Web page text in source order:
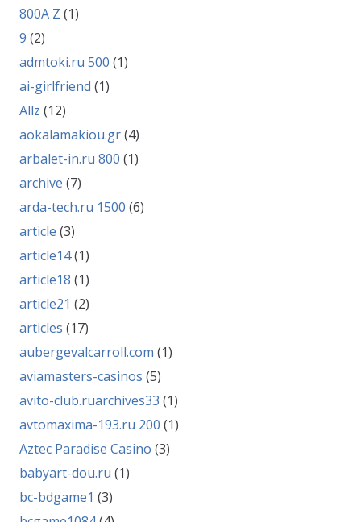
800A Z (1)
9 (2)
admtoki.ru 500 (1)
ai-girlfriend (1)
Allz (12)
aokalamakiou.gr(4)
arbalet-in.ru 800 (1)
archive (7)
arda-tech.ru 1500 (6)
article (3)
article14(1)
article18 (1)
article21 (2)
articles (17)
aubergevalcarroll.com (1)
aviamasters-casinos (5)
avito-club.ruarchives33 (1)
avtomaxima-193.ru 200 (1)
Aztec Paradise Casino (3)
babyart-dou.ru (1)
bc-bdgame1 (3)